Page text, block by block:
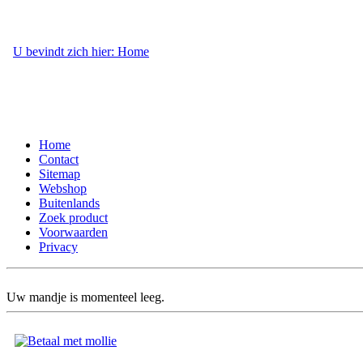
U bevindt zich hier: Home
Home
Contact
Sitemap
Webshop
Buitenlands
Zoek product
Voorwaarden
Privacy
Uw mandje is momenteel leeg.